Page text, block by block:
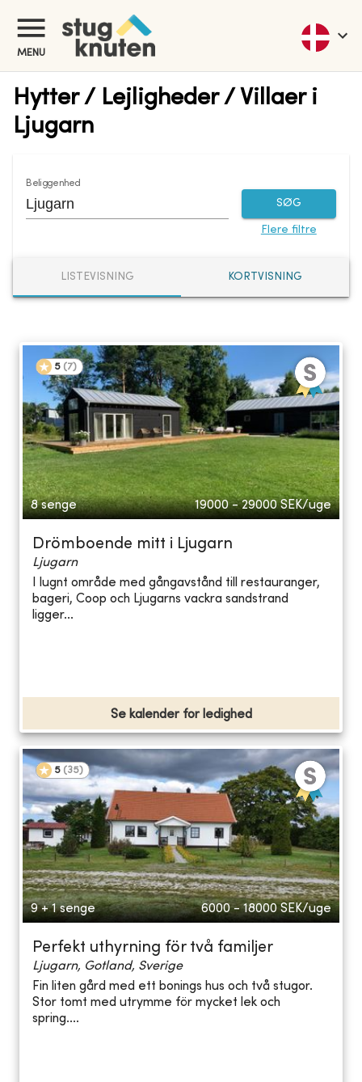
MENU
Hytter / Lejligheder / Villaer i
Ljugarn
Beliggenhed
SØG
Flere filtre
LISTEVISNING KORTVISNING
5 (7)
8 senge 19000 - 29000 SEK/uge
Drömboende mitt i Ljugarn
Ljugarn
I lugnt område med gångavstånd till restauranger,
bageri, Coop och Ljugarns vackra sandstrand
ligger...
Se kalender for ledighed
5 (35)
9 + 1 senge 6000 - 18000 SEK/uge
Perfekt uthyrning för två familjer
Ljugarn, Gotland, Sverige
Fin liten gård med ett bonings hus och två stugor.
Stor tomt med utrymme för mycket lek och
spring....